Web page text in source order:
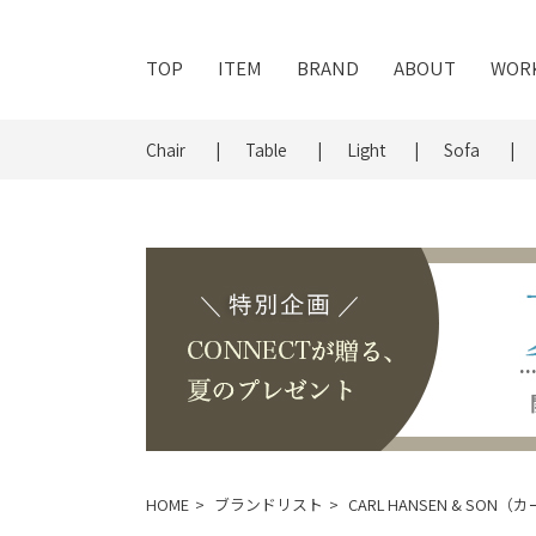
TOP ITEM BRAND ABOUT
Chair Table Light Sofa
HOME ブランドリスト CARL HANSEN & SON（